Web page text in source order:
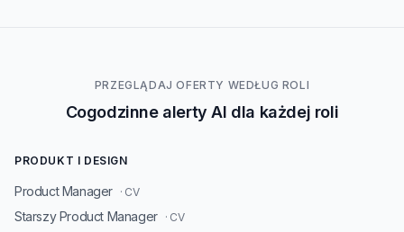
PRZEGLĄDAJ OFERTY WEDŁUG ROLI
Cogodzinne alerty AI dla każdej roli
PRODUKT I DESIGN
Product Manager · CV
Starszy Product Manager · CV